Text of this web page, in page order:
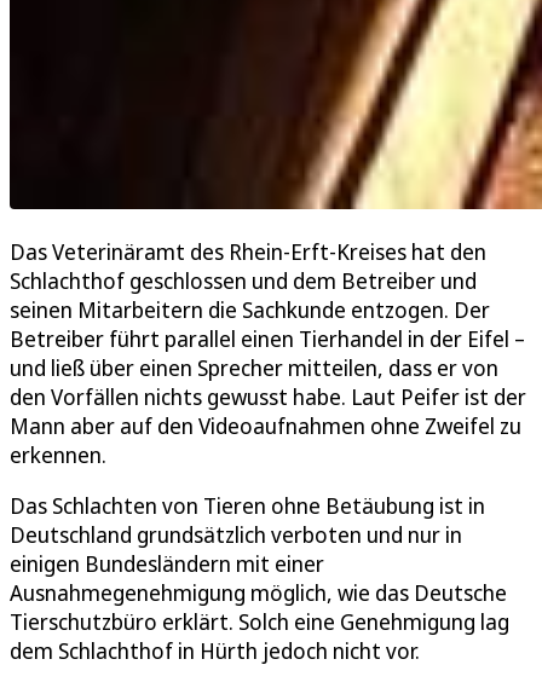
Das Veterinäramt des Rhein-Erft-Kreises hat den
Schlachthof geschlossen und dem Betreiber und
seinen Mitarbeitern die Sachkunde entzogen. Der
Betreiber führt parallel einen Tierhandel in der Eifel –
und ließ über einen Sprecher mitteilen, dass er von
den Vorfällen nichts gewusst habe. Laut Peifer ist der
Mann aber auf den Videoaufnahmen ohne Zweifel zu
erkennen.
Das Schlachten von Tieren ohne Betäubung ist in
Deutschland grundsätzlich verboten und nur in
einigen Bundesländern mit einer
Ausnahmegenehmigung möglich, wie das Deutsche
Tierschutzbüro erklärt. Solch eine Genehmigung lag
dem Schlachthof in Hürth jedoch nicht vor.